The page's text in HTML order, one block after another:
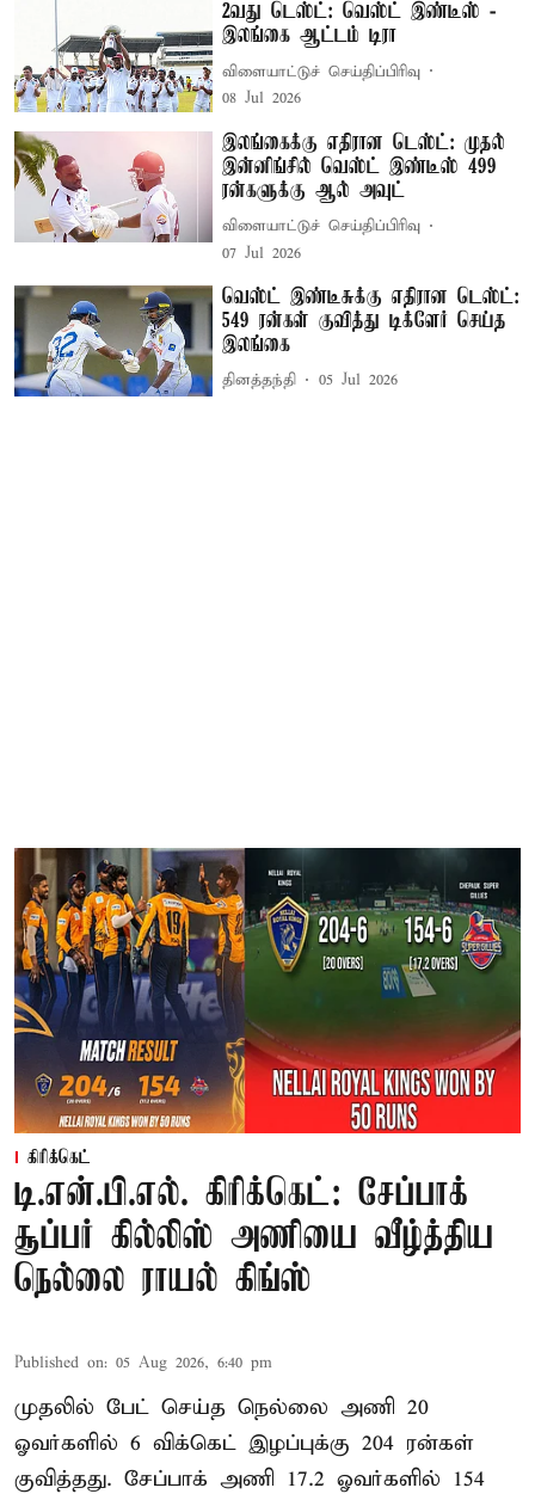
2வது டெஸ்ட்: வெஸ்ட் இண்டீஸ் -
இலங்கை ஆட்டம் டிரா
விளையாட்டுச் செய்திப்பிரிவு
08 Jul 2026
இலங்கைக்கு எதிரான டெஸ்ட்: முதல்
இன்னிங்சில் வெஸ்ட் இண்டீஸ் 499
ரன்களுக்கு ஆல் அவுட்
விளையாட்டுச் செய்திப்பிரிவு
07 Jul 2026
வெஸ்ட் இண்டீசுக்கு எதிரான டெஸ்ட்:
549 ரன்கள் குவித்து டிக்ளேர் செய்த
இலங்கை
தினத்தந்தி 05 Jul 2026
கிரிக்கெட்
டி.என்.பி.எல். கிரிக்கெட்: சேப்பாக்
சூப்பர் கில்லிஸ் அணியை வீழ்த்திய
நெல்லை ராயல் கிங்ஸ்
Published on: 05 Aug 2026, 6:40 pm
முதலில் பேட் செய்த நெல்லை அணி 20
ஓவர்களில் 6 விக்கெட் இழப்புக்கு 204 ரன்கள்
குவித்தது. சேப்பாக் அணி 17.2 ஓவர்களில் 154